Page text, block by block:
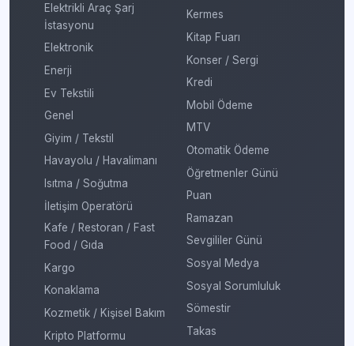
Elektrikli Araç Şarj
İstasyonu
Elektronik
Enerji
Ev Tekstili
Genel
Giyim / Tekstil
Havayolu / Havalimanı
Isıtma / Soğutma
İletişim Operatörü
Kafe / Restoran / Fast
Food / Gıda
Kargo
Konaklama
Kozmetik / Kişisel Bakım
Kripto Platformu
Kermes
Kitap Fuarı
Konser / Sergi
Kredi
Mobil Ödeme
MTV
Otomatik Ödeme
Öğretmenler Günü
Puan
Ramazan
Sevgililer Günü
Sosyal Medya
Sosyal Sorumluluk
Sömestir
Takas